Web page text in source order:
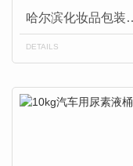
哈尔滨化
DETAILS